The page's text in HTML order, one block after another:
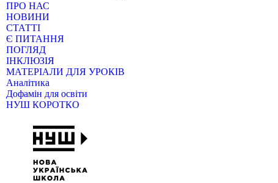
ПРО НАС
НОВИНИ
СТАТТІ
Є ПИТАННЯ
ПОГЛЯД
ІНКЛЮЗІЯ
МАТЕРІАЛИ ДЛЯ УРОКІВ
Аналітика
Дофамін для освіти
НУШ КОРОТКО